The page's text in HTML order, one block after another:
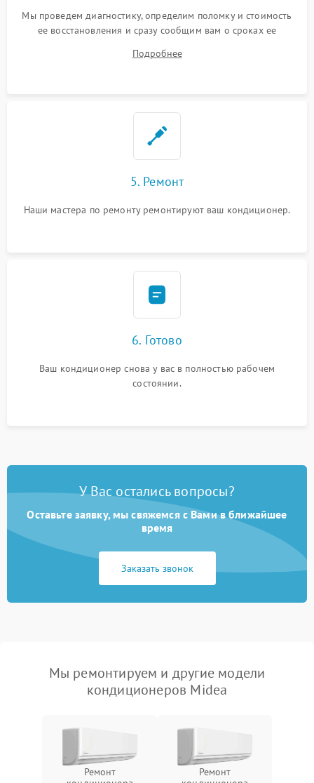
Мы проведем диагностику, определим поломку и стоимость
ее восстановления и сразу сообщим вам о сроках ее
Подробнее
5. Ремонт
Наши мастера по ремонту ремонтируют ваш кондиционер.
6. Готово
Ваш кондиционер снова у вас в полностью рабочем
состоянии.
У Вас остались вопросы?
Оставьте заявку, мы свяжемся с Вами в ближайшее
время
Заказать звонок
Мы ремонтируем и другие модели
кондиционеров Midea
Ремонт
Ремонт